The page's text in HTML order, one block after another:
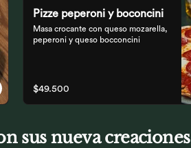
Pizze peperoni y boconcini
Masa crocante con queso mozarella,
peperoni y queso bocconcini
$49.500
sus nueva creaciones